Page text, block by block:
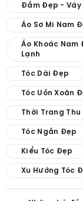
Đầm Đẹp - Váy
Áo Sơ Mi Nam
Áo Khoác Nam
Lạnh
Tóc Dài Đẹp
Tóc Uốn Xoăn
Thời Trang Thu
Tóc Ngắn Đẹp
Kiểu Tóc Đẹp
Xu Hướng Tóc